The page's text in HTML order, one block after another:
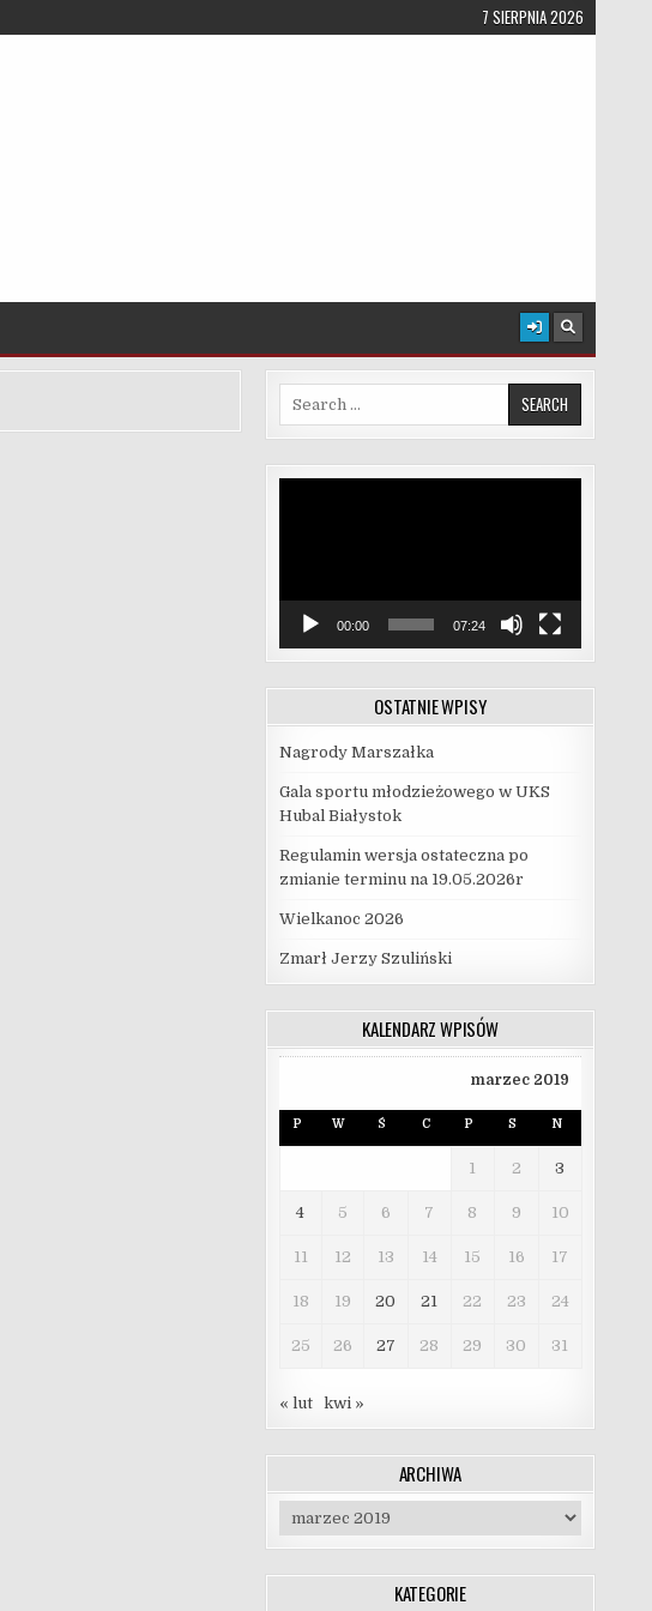
7 SIERPNIA 2026
Search for:
00:00 07:24
OSTATNIE WPISY
Nagrody Marszałka
Gala sportu młodzieżowego w UKS
Hubal Białystok
Regulamin wersja ostateczna po
zmianie terminu na 19.05.2026r
Wielkanoc 2026
Zmarł Jerzy Szuliński
KALENDARZ WPISÓW
marzec 2019
P W Ś C P S N
1 2 3
4 5 6 7 8 9 10
11 12 13 14 15 16 17
18 19 20 21 22 23 24
25 26 27 28 29 30 31
« lut kwi »
ARCHIWA
Archiwa
KATEGORIE